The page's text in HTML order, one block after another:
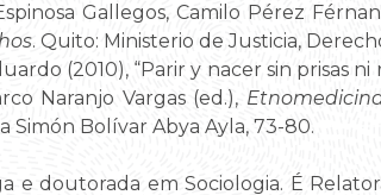
Gallegos, Camilo Pérez
. Quito: Ministerio de Justicia,
(2010), “Parir y nacer sin prisas
Naranjo Vargas (ed.),
Simón Bolívar Abya Ayla, 73-80.
e doutorada em Sociologia. É